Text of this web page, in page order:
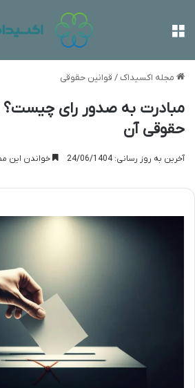
مجله اکسیداک/ قوانین حقوقی
مبادرت به صدور رای
حقوقی آن
آخرین به روز رسانی: 24/06/1404 خواندن این مطلب 14 دقیقه